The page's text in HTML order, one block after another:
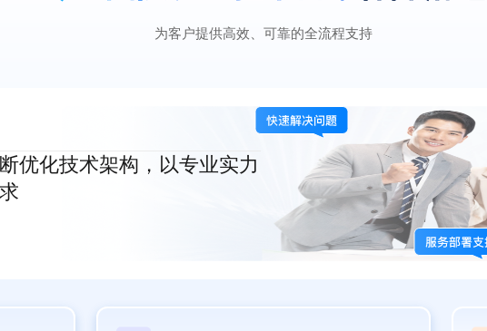
为客户提供高效、可靠的全流程支持
优化技术架构，以专业实力